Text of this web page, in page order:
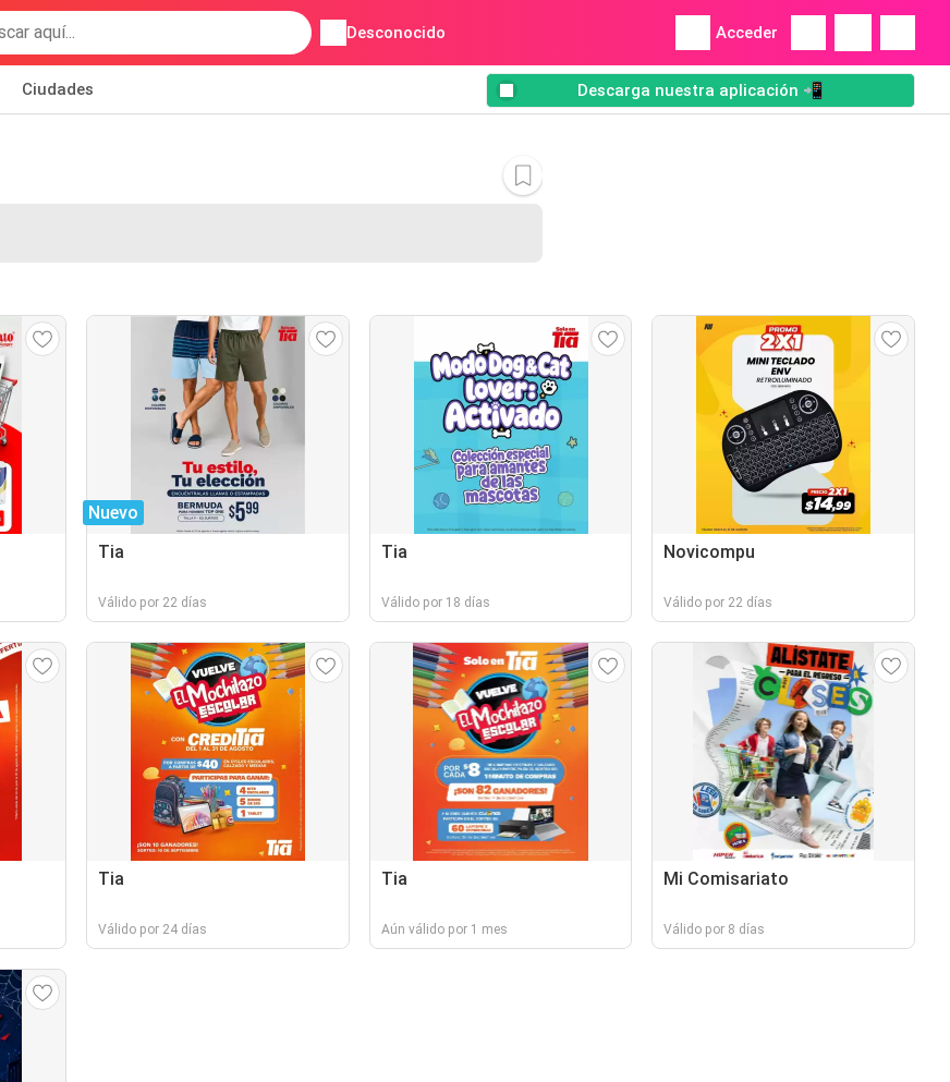
Desconocido Acceder
Ciudades Descarga nuestra aplicación 📲
Nuevo
Tia
Válido por 22 días
Tia
Válido por 18 días
Novicompu
Válido por 22 días
Tia
Válido por 24 días
Tia
Aún válido por 1 mes
Mi Comisariato
Válido por 8 días